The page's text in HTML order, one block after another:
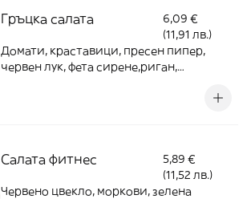
Гръцка салата
6,09 €
(11,91 лв.)
Домати, краставици, пресен пипер,
червен лук, фета сирене,риган,
Салата фитнес
5,89 €
(11,52 лв.)
Червено цвекло, моркови, зелена